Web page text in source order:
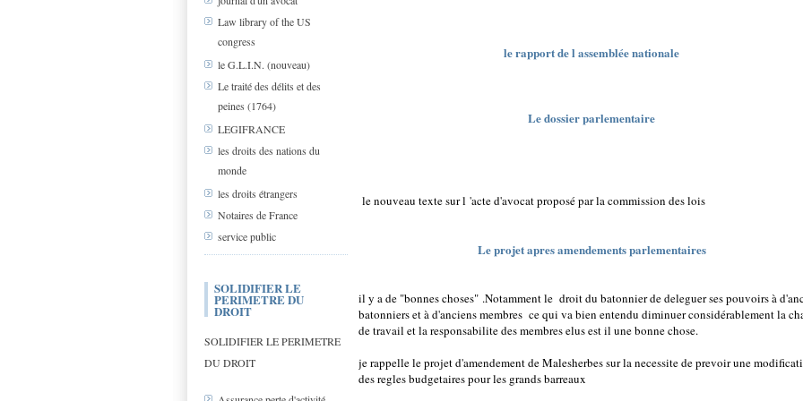
Law library of the US
congress
le G.L.I.N. (nouveau)
Le traité des délits et des
peines (1764)
LEGIFRANCE
les droits des nations du
monde
les droits étrangers
Notaires de France
service public
SOLIDIFIER LE
PERIMETRE DU
DROIT
SOLIDIFIER LE PERIMETRE
DU DROIT
le rapport de l assemblée nationale
Le dossier parlementaire
le nouveau texte sur l 'acte d'avocat proposé par la commission des lois
Le projet apres amendements parlementaires
il y a de "bonnes choses" .Notamment le droit du batonnier de deleguer ses pouvoirs à
batonniers et à d'anciens membres ce qui va bien entendu diminuer considérablement la
de travail et la responsabilite des membres elus est il une bonne chose.
je rappelle le projet d'amendement de Malesherbes sur la necessite de prevoir une
des regles budgetaires pour les grands barreaux